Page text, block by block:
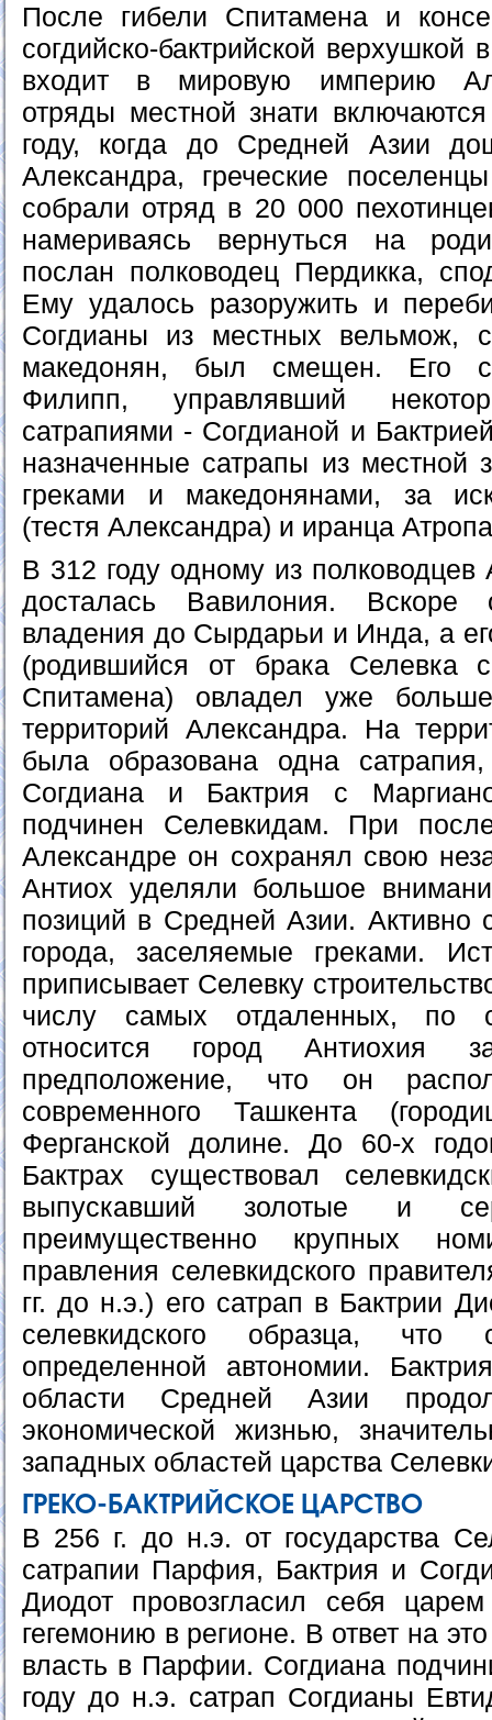
После гибели Спитамена и
согдийско-бактрийской
входит в мировую империю
отряды местной знати
году, когда до Средней Азии
Александра, греческие
собрали отряд в 20 000
намериваясь вернуться на
послан полководец Пердикка,
Ему удалось разоружить и
Согдианы из местных вельмож,
македонян, был смещен. Его
Филипп, управлявший
сатрапиями - Согдианой и
назначенные сатрапы из местной
греками и македонянами, за
(тестя Александра) и иранца
В 312 году одному из полководцев
досталась Вавилония.
владения до Сырдарьи и Инда, а
(родившийся от брака Селевка
Спитамена) овладел уже
территорий Александра. На
была образована одна
Согдиана и Бактрия с
подчинен Селевкидам. При
Александре он сохранял свою
Антиох уделяли большое
позиций в Средней Азии. Активно
города, заселяемые греками.
приписывает Селевку
числу самых отдаленных, по
относится город Антиохия
предположение, что он
современного Ташкента
Ферганской долине. До 60-х
Бактрах существовал
выпускавший золотые и
преимущественно крупных
правления селевкидского
гг. до н.э.) его сатрап в Бактрии
селевкидского образца, что
определенной автономии.
области Средней Азии
экономической жизнью,
западных областей царства
ГРЕКО-БАКТРИЙСКОЕ ЦАРСТВО
В 256 г. до н.э. от государства
сатрапии Парфия, Бактрия и
Диодот провозгласил себя
гегемонию в регионе. В ответ на
власть в Парфии. Согдиана
году до н.э. сатрап Согдианы